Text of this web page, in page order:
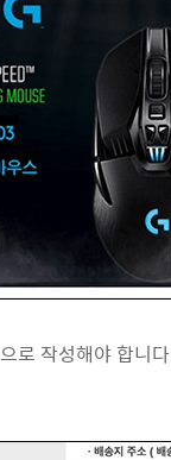
로 작성해야 합니